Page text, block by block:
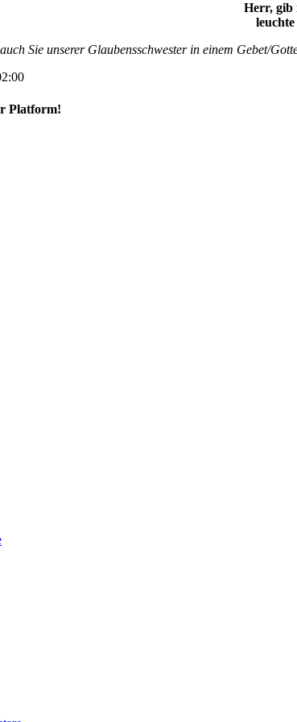
Herr, gib
Sie unserer Glaubensschwester in einem Gebet/
Platform!